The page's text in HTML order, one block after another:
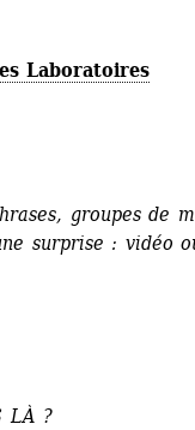
Laboratoires
groupes de
surprise : vidéo
LÀ ?